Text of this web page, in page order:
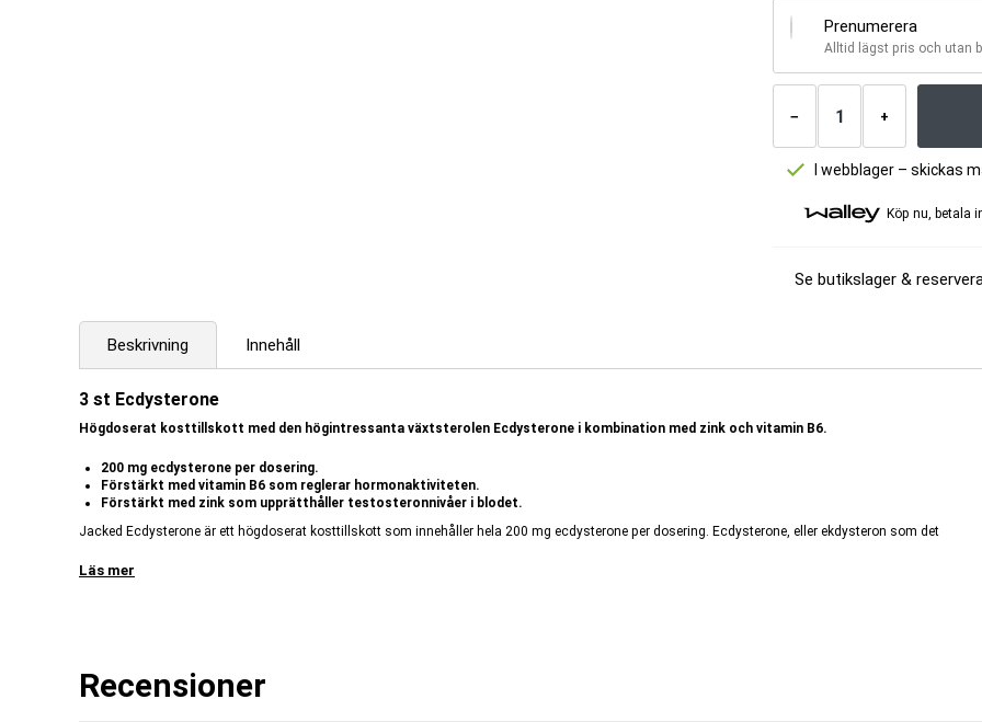
Prenumerera
Alltid lägst pris och utan
−
Antal
+
I webblager – skickas
Köp nu, betala
Se butikslager &
Beskrivning Innehåll
3 st Ecdysterone
Högdoserat kosttillskott med den högintressanta växtsterolen Ecdysterone i kombination med zink och vitamin B6.
200 mg ecdysterone per dosering.
Förstärkt med vitamin B6 som reglerar hormonaktiviteten.
Förstärkt med zink som upprätthåller testosteronnivåer i blodet.
Jacked Ecdysterone är ett högdoserat kosttillskott som innehåller hela 200 mg ecdysterone per dosering. Ecdysterone, eller ekdysteron som det
insekter är det ett viktigt steroidhormon som är nödvändigt för metamorfosen – den anabola förvandlingen insekter genomgår när de utvecklas
OBS! Viktigt med en månsidig och balanserad kost och hälsosam livsstil.
Läs mer
Recensioner